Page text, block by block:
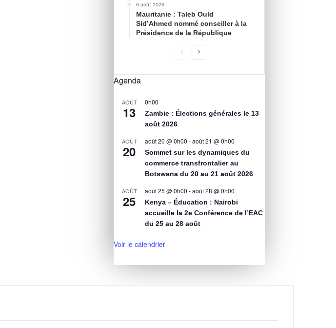
6 août 2026
Mauritanie : Taleb Ould
Sid’Ahmed nommé conseiller à la
Présidence de la République
Agenda
AOÛT
13
0h00
Zambie : Élections générales le 13
août 2026
AOÛT
20
août 20 @ 0h00 -août 21 @ 0h00
Sommet sur les dynamiques du
commerce transfrontalier au
Botswana du 20 au 21 août 2026
AOÛT
25
août 25 @ 0h00 -août 28 @ 0h00
Kenya – Éducation : Nairobi
accueille la 2e Conférence de l’EAC
du 25 au 28 août
Voir le calendrier